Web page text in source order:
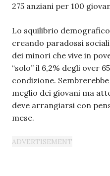
275 anziani per 100
Lo squilibrio
creando paradossi
dei minori che vive in
“solo” il 6,2% degli over
condizione.
meglio dei giovani ma
deve arrangiarsi con
mese.